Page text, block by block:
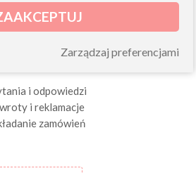
ZAMÓWIENIA
i odpowiedzi
i reklamacje
zamówień
Zarządzaj preferencjami